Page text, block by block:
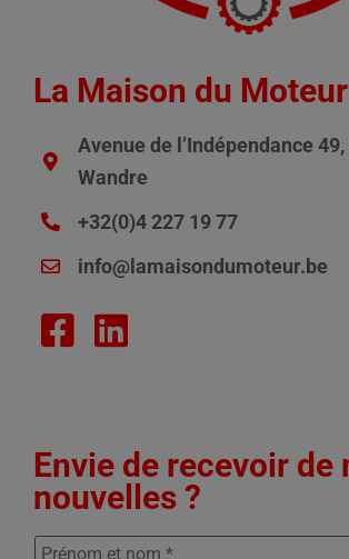
La Maison du Moteur
Avenue de l’Indépendance
Wandre
+32(0)4 227 19 77
info@lamaisondumoteur.be
Envie de recevoir de
nouvelles ?